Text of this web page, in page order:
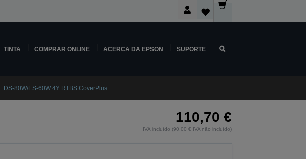
TINTA COMPRAR ONLINE ACERCA DA EPSON SUPORTE
DS-80W/ES-60W 4Y RTBS CoverPlus
110,70 €
IVA incluído (90,00 € IVA não incluído)